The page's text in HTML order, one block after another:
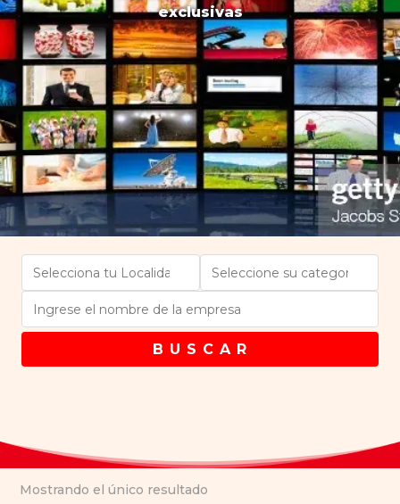
exclusivas
B U S C A R
Mostrando el único resultado